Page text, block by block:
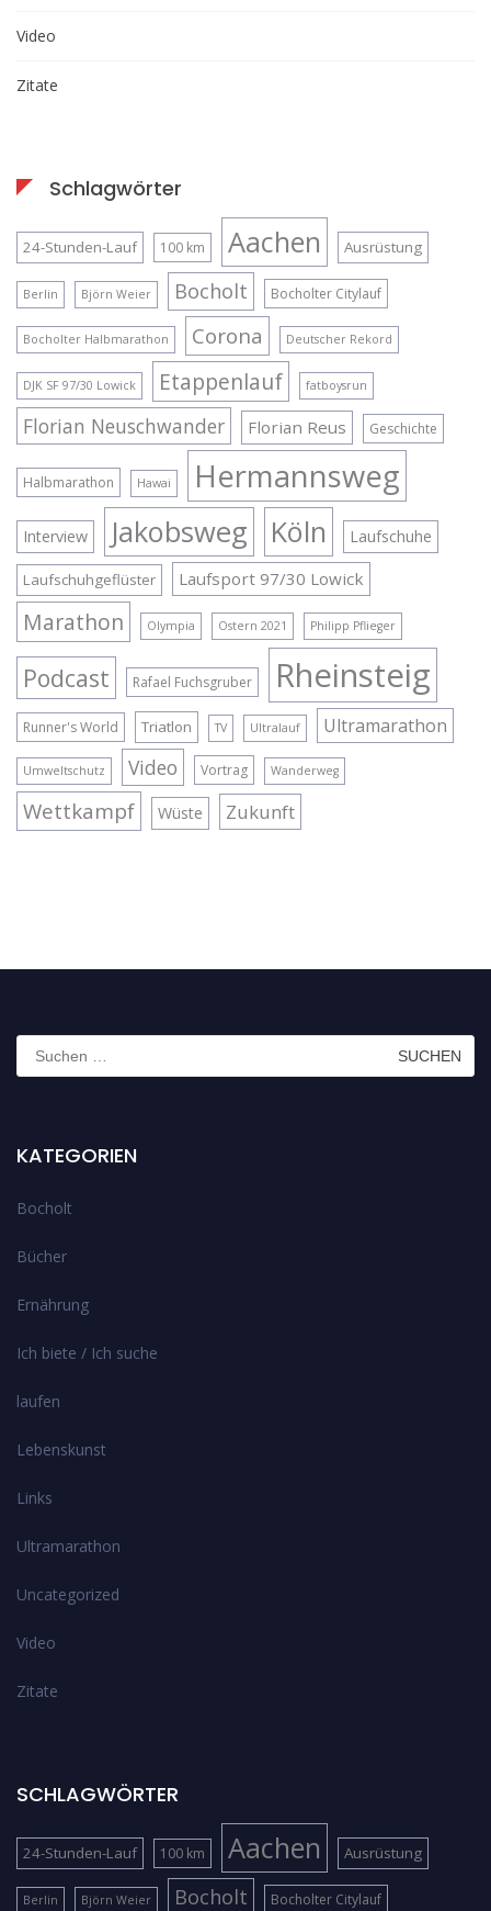
Video
Zitate
Schlagwörter
24-Stunden-Lauf 100 km Aachen Ausrüstung
Berlin Björn Weier Bocholt Bocholter Citylauf
Bocholter Halbmarathon Corona Deutscher Rekord
DJK SF 97/30 Lowick Etappenlauf fatboysrun
Florian Neuschwander Florian Reus Geschichte
Halbmarathon Hawai Hermannsweg
Interview Jakobsweg Köln Laufschuhe
Laufschuhgeflüster Laufsport 97/30 Lowick
Marathon Olympia Ostern 2021 Philipp Pflieger
Podcast Rafael Fuchsgruber Rheinsteig
Runner's World Triatlon TV Ultralauf Ultramarathon
Umweltschutz Video Vortrag Wanderweg
Wettkampf Wüste Zukunft
Suchen
nach:
KATEGORIEN
Bocholt
Bücher
Ernährung
Ich biete / Ich suche
laufen
Lebenskunst
Links
Ultramarathon
Uncategorized
Video
Zitate
SCHLAGWÖRTER
24-Stunden-Lauf 100 km Aachen Ausrüstung
Berlin Björn Weier Bocholt Bocholter Citylauf